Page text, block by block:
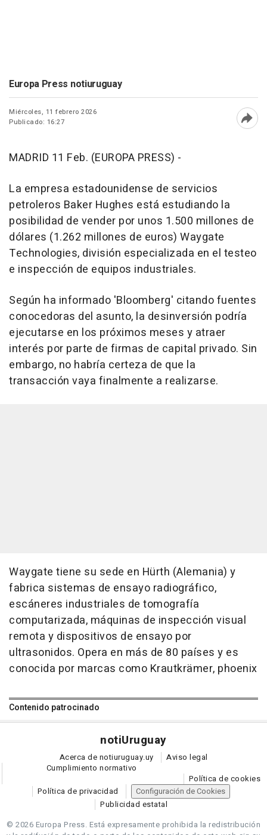
Europa Press notiuruguay
Miércoles, 11 febrero 2026
Publicado: 16:27
MADRID 11 Feb. (EUROPA PRESS) -
La empresa estadounidense de servicios
petroleros Baker Hughes está estudiando la
posibilidad de vender por unos 1.500 millones de
dólares (1.262 millones de euros) Waygate
Technologies, división especializada en el testeo
e inspección de equipos industriales.
Según ha informado 'Bloomberg' citando fuentes
conocedoras del asunto, la desinversión podría
ejecutarse en los próximos meses y atraer
interés por parte de firmas de capital privado. Sin
embargo, no habría certeza de que la
transacción vaya finalmente a realizarse.
Waygate tiene su sede en Hürth (Alemania) y
fabrica sistemas de ensayo radiográfico,
escáneres industriales de tomografía
computarizada, máquinas de inspección visual
remota y dispositivos de ensayo por
ultrasonidos. Opera en más de 80 países y es
conocida por marcas como Krautkrämer, phoenix
Contenido patrocinado
notiUruguay
Acerca de notiuruguay.uy
Aviso legal
Cumplimiento normativo
Política de cookies
Política de privacidad
Configuración de Cookies
Publicidad estatal
© 2026 Europa Press. Está expresamente prohibida la redistribución